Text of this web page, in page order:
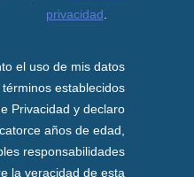
privacidad
el uso de mis datos
establecidos
Privacidad y declaro
años de edad,
responsabilidades
la veracidad de esta